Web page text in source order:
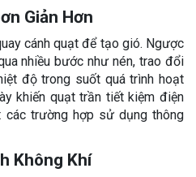
Giản Hơn
cánh quạt để tạo gió. Ngược
nhiều bước như nén, trao đổi
độ trong suốt quá trình hoạt
khiến quạt trần tiết kiệm điện
các trường hợp sử dụng thông
Không Khí